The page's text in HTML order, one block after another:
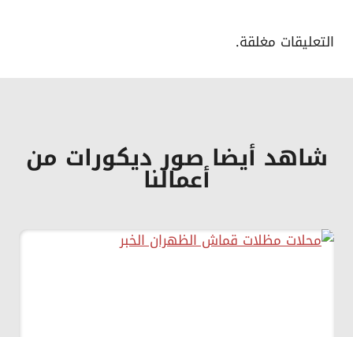
التعليقات مغلقة.
شاهد أيضا صور ديكورات من
أعمالنا